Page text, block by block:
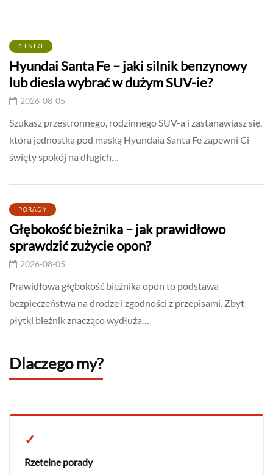
SILNIKI
Hyundai Santa Fe – jaki silnik benzynowy
lub diesla wybrać w dużym SUV-ie?
2026-08-05
Szukasz przestronnego, rodzinnego SUV-a i zastanawiasz się,
która jednostka pod maską Hyundaia Santa Fe zapewni Ci
święty spokój na długich…
PORADY
Głębokość bieżnika – jak prawidłowo
sprawdzić zużycie opon?
2026-08-05
Prawidłowa głębokość bieżnika opon to podstawa
bezpieczeństwa na drodze i zgodności z przepisami. Zbyt
płytki bieżnik znacząco wydłuża…
Dlaczego my?
✓
Rzetelne porady